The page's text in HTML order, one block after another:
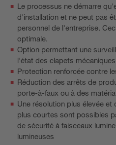
Le processus ne démarre
d'installation et ne peut pas
personnel de l'entreprise.
optimale.
Option permettant une
l'état des clapets mécaniques
Protection renforcée contre
Réduction des arrêts de
porte-à-faux ou à des
Une résolution plus élevée
plus courtes sont possibles
de sécurité à faisceaux
lumineuses